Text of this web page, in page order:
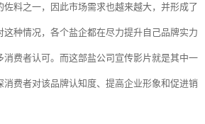
料之一，因此市场需求也越来越大，并形成了
种情况，各个盐企都在尽力提升自己品牌实力
消费者认可。而这部盐公司宣传影片就是其中一
费者对该品牌认知度、提高企业形象和促进销